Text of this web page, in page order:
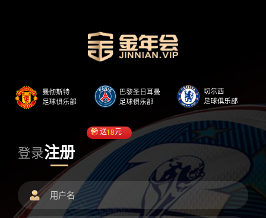
登录注册
送18元